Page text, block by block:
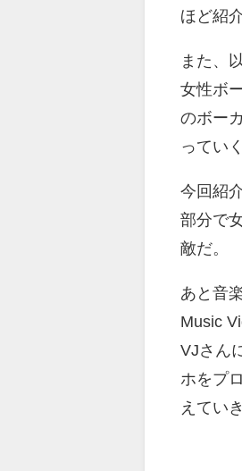
ほど紹
また、
女性ボ
のボー
ってい
今回紹
部分で
敵だ。
あと音
Music
VJさん
ホをプ
えてい